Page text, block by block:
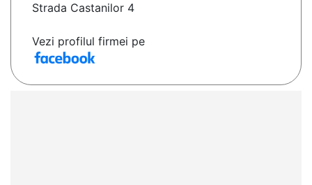
Strada Castanilor 4
Vezi profilul firmei pe